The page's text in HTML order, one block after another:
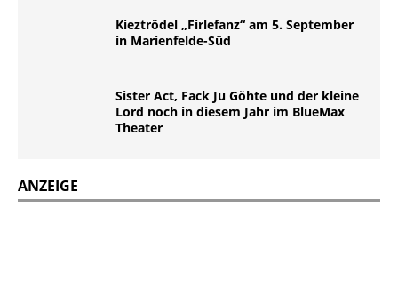
Kieztrödel „Firlefanz“ am 5. September
in Marienfelde-Süd
Sister Act, Fack Ju Göhte und der kleine
Lord noch in diesem Jahr im BlueMax
Theater
ANZEIGE